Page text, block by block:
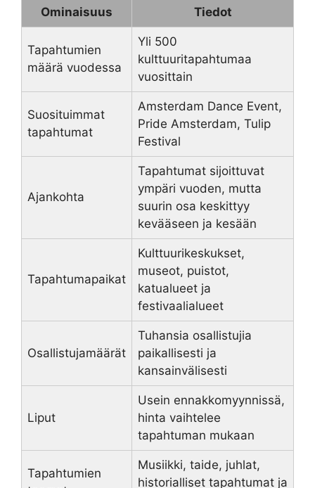
Ominaisuus Tiedot
Tapahtumien
määrä vuodessa
Yli 500
kulttuuritapahtumaa
vuosittain
Suosituimmat
tapahtumat
Amsterdam Dance Event,
Pride Amsterdam, Tulip
Festival
Ajankohta
Tapahtumat sijoittuvat
ympäri vuoden, mutta
suurin osa keskittyy
kevääseen ja kesään
Tapahtumapaikat
Kulttuurikeskukset,
museot, puistot,
katualueet ja
festivaalialueet
Osallistujamäärät
Tuhansia osallistujia
paikallisesti ja
kansainvälisesti
Liput
Usein ennakkomyynnissä,
hinta vaihtelee
tapahtuman mukaan
Tapahtumien
Musiikki, taide, juhlat,
historialliset tapahtumat ja